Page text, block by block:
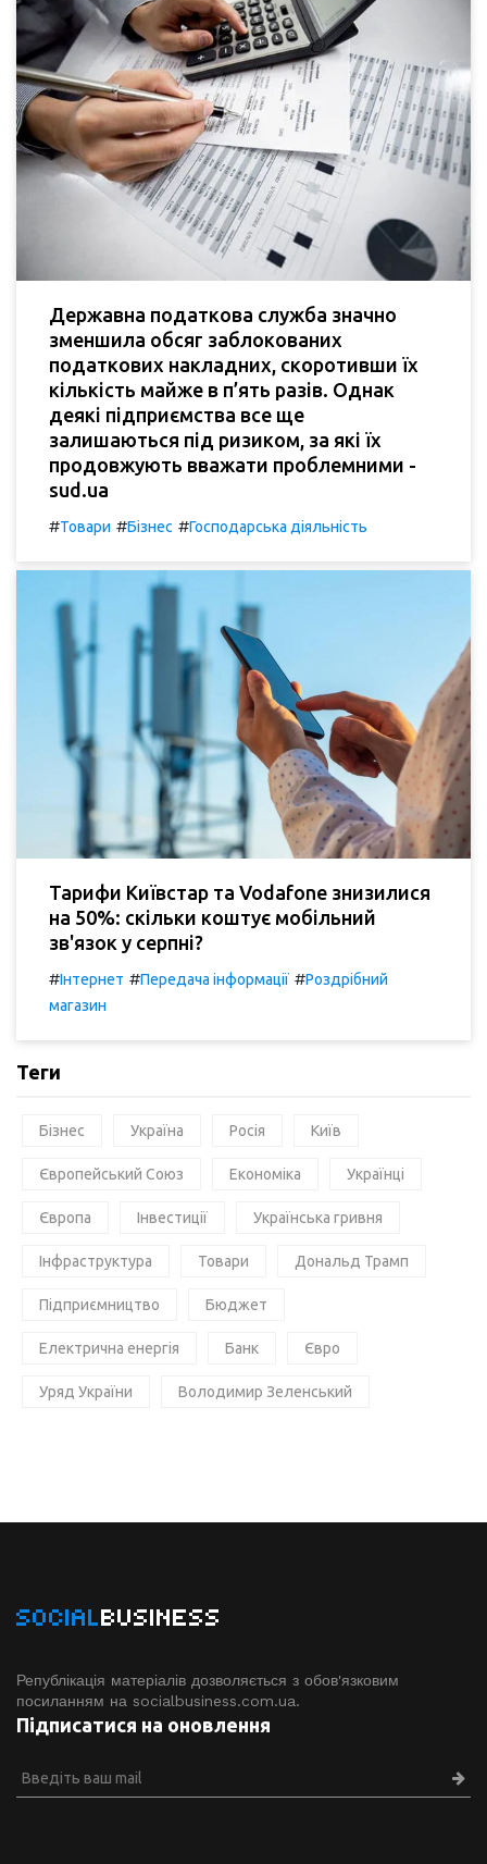
Державна податкова служба значно
зменшила обсяг заблокованих
податкових накладних, скоротивши їх
кількість майже в п’ять разів. Однак
деякі підприємства все ще
залишаються під ризиком, за які їх
продовжують вважати проблемними -
sud.ua
#Товари #Бізнес #Господарська діяльність
Тарифи Київстар та Vodafone знизилися
на 50%: скільки коштує мобільний
зв'язок у серпні?
#Інтернет #Передача інформації #Роздрібний
магазин
Теги
Бізнес Україна Росія Київ
Європейський Союз Економіка Українці
Європа Інвестиції Українська гривня
Інфраструктура Товари Дональд Трамп
Підприємництво Бюджет
Електрична енергія Банк Євро
Уряд України Володимир Зеленський
SOCIALBUSINESS
Републікація матеріалів дозволяється з обов'язковим
посиланням на socialbusiness.com.ua.
Підписатися на оновлення